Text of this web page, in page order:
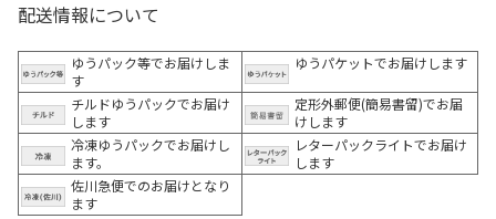
配送情報について
ゆうパック等でお届けしま
す
ゆうパケットでお届けします
チルドゆうパックでお届け
します
定形外郵便(簡易書留)でお届
けします
冷凍ゆうパックでお届けし
ます。
レターパックライトでお届け
します
佐川急便でのお届けとなり
ます